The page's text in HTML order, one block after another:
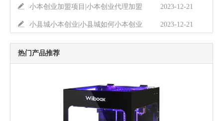
小本创业加盟项目|小本创业代理加盟 2023-12-21
小县城小本创业|小县城如何小本创业 2023-12-21
热门产品推荐